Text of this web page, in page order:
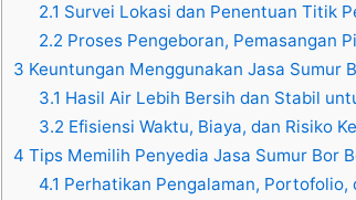
2.1 Survei Lokasi dan Penentuan Titik
2.2 Proses Pengeboran, Pemasangan
3 Keuntungan Menggunakan Jasa Sumur
3.1 Hasil Air Lebih Bersih dan Stabil
3.2 Efisiensi Waktu, Biaya, dan Risiko
4 Tips Memilih Penyedia Jasa Sumur Bor
4.1 Perhatikan Pengalaman, Portofolio,